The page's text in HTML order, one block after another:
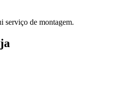
serviço de montagem.